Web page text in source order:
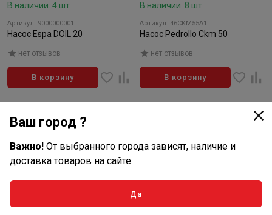
В наличии: 4 шт
Артикул: 9000000001
Насос Espa DOIL 20
нет отзывов
В корзину
В наличии: 8 шт
Артикул: 46CKM55A1
Насос Pedrollo Ckm 50
нет отзывов
В корзину
Ваш город ?
Важно! От выбранного города зависят, наличие и
доставка товаров на сайте.
Да